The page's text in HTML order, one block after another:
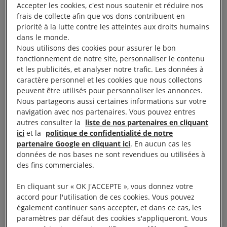
de Boko Haram.
Fomusoh Ivo Feh, 27 ans, et deux de ses amis ont
été condamnés à 10 ans de prison. Fomusoh Ivo
avait été arrêté le 13 décembre 2014 après avoir
envoyé à ses amis un SMS sarcastique faisant
référence à Boko Haram. Il a été placé en détention
dans un poste de police de Douala, avant d’être
transféré à la prison principale de Yaoundé en
janvier 2015.
Boko Haram ?
Fomusoh Ivo et ses deux amis n’auraient pour
commencer jamais dû être arrêtés, car ils n’ont fait
Accepter les cookies, c'est nous soutenir et réduire nos
frais de collecte afin que vos dons contribuent en
priorité à la lutte contre les atteintes aux droits humains
dans le monde.
Nous utilisons des cookies pour assurer le bon
fonctionnement de notre site, personnaliser le contenu
et les publicités, et analyser notre trafic. Les données à
caractère personnel et les cookies que nous collectons
peuvent être utilisés pour personnaliser les annonces.
Nous partageons aussi certaines informations sur votre
navigation avec nos partenaires. Vous pouvez entres
autres consulter la liste de nos partenaires en cliquant
ici et la politique de confidentialité de notre
partenaire Google en cliquant ici. En aucun cas les
données de nos bases ne sont revendues ou utilisées à
des fins commerciales.
En cliquant sur « OK J'ACCEPTE », vous donnez votre
accord pour l'utilisation de ces cookies. Vous pouvez
également continuer sans accepter, et dans ce cas, les
paramètres par défaut des cookies s'appliqueront. Vous